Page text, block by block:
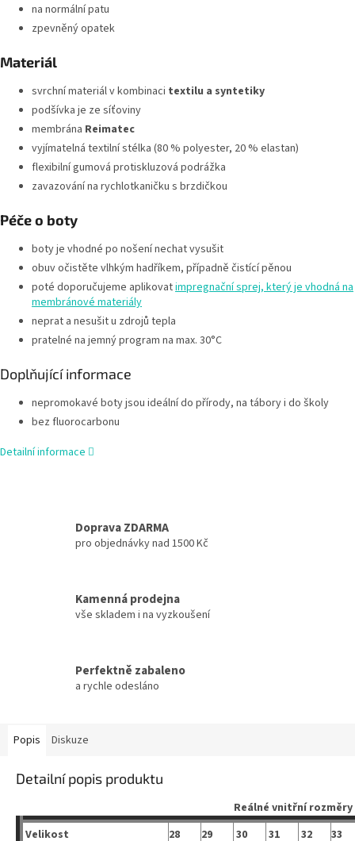
na normální patu
zpevněný opatek
Materiál
svrchní materiál v kombinaci textilu a syntetiky
podšívka je ze síťoviny
membrána Reimatec
vyjímatelná textilnístélka (80 % polyester, 20 % elastan)
flexibilní gumová protiskluzová podrážka
zavazování na rychlotkaničku s brzdičkou
Péče o boty
boty je vhodné po nošení nechat vysušit
obuv očistěte vlhkým hadříkem, případně čistící pěnou
poté doporučujeme aplikovatimpregnační sprej, který je vhodná na
membránové materiály
neprat a nesušit u zdrojů tepla
pratelné na jemný program na max. 30°C
Doplňující informace
nepromokavé boty jsou ideální do přírody, na tábory i do školy
bez fluorocarbonu
Detailní informace
Doprava ZDARMA
pro objednávky nad 1500 Kč
Kamenná prodejna
vše skladem i na vyzkoušení
Perfektně zabaleno
a rychle odesláno
Popis Diskuze
Detailní popis produktu
Reálné vnitřní rozměry
Velikost
28 29 30 31 32 33